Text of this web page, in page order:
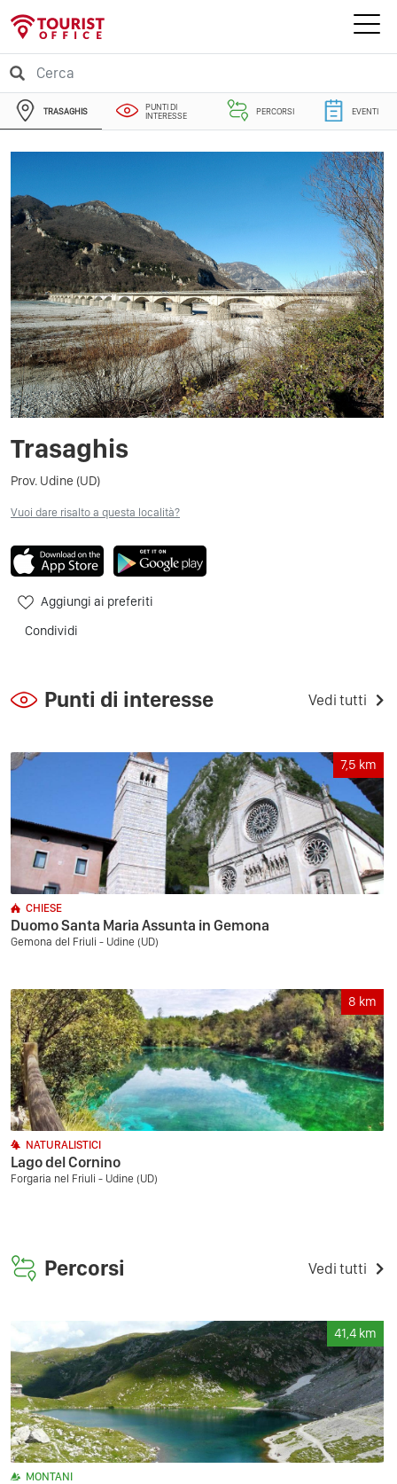
TRASAGHIS
PUNTI DI
INTERESSE
PERCORSI EVENTI
Trasaghis
Prov. Udine (UD)
Vuoi dare risalto a questa località?
Aggiungi ai preferiti
Condividi
Punti di interesse Vedi tutti
7,5 km
CHIESE
Duomo Santa Maria Assunta in Gemona
Gemona del Friuli - Udine (UD)
8 km
NATURALISTICI
Lago del Cornino
Forgaria nel Friuli - Udine (UD)
Percorsi Vedi tutti
41,4 km
MONTANI